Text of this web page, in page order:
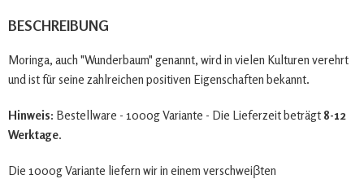
BESCHREIBUNG
Moringa, auch "Wunderbaum" genannt, wird in vielen Kulturen verehrt
und ist für seine zahlreichen positiven Eigenschaften bekannt.
Hinweis: Bestellware - 1000g Variante - Die Lieferzeit beträgt 8-12
Werktage.
Die 1000g Variante liefern wir in einem verschweiβten